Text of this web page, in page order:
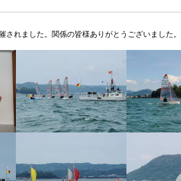
されました。関係の皆様ありがとうございました。